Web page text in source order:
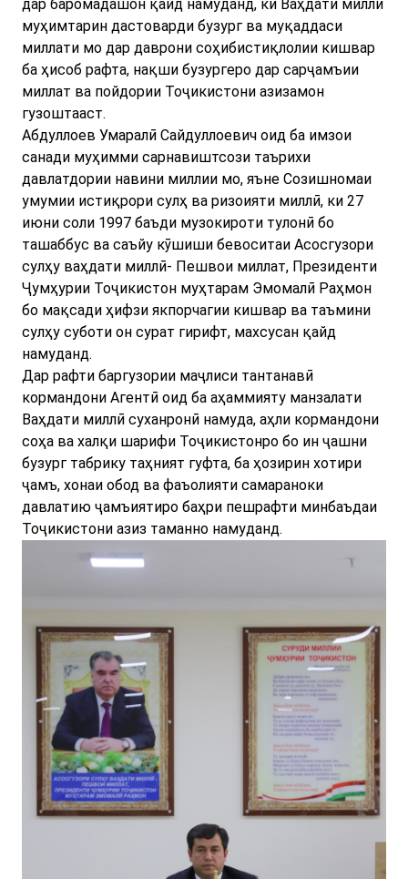
дар баромадашон қайд намуданд, ки Ваҳдати миллӣ
муҳимтарин дастоварди бузург ва муқаддаси
миллати мо дар даврони соҳибистиқлолии кишвар
ба ҳисоб рафта, нақши бузургеро дар сарҷамъии
миллат ва пойдории Тоҷикистони азизамон
гузоштааст.
Абдуллоев Умаралӣ Сайдуллоевич оид ба имзои
санади муҳимми сарнавиштсози таърихи
давлатдории навини миллии мо, яъне Созишномаи
умумии истиқрори сулҳ ва ризоияти миллӣ, ки 27
июни соли 1997 баъди музокироти тулонӣ бо
ташаббус ва саъйу кӯшиши бевоситаи Асосгузори
сулҳу ваҳдати миллӣ- Пешвои миллат, Президенти
Ҷумҳурии Тоҷикистон муҳтарам Эмомалӣ Раҳмон
бо мақсади ҳифзи якпорчагии кишвар ва таъмини
сулҳу суботи он сурат гирифт, махсусан қайд
намуданд.
Дар рафти баргузории маҷлиси тантанавӣ
кормандони Агентӣ оид ба аҳаммияту манзалати
Ваҳдати миллӣ суханронӣ намуда, аҳли кормандони
соҳа ва халқи шарифи Тоҷикистонро бо ин ҷашни
бузург табрику таҳният гуфта, ба ҳозирин хотири
ҷамъ, хонаи обод ва фаъолияти самараноки
давлатию ҷамъиятиро баҳри пешрафти минбаъдаи
Тоҷикистони азиз таманно намуданд.